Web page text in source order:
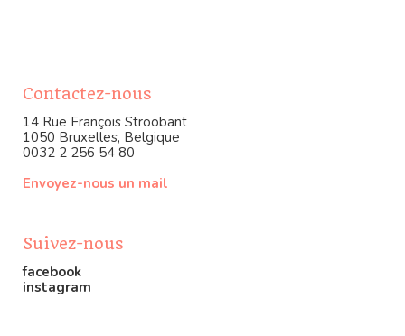
Contactez-nous
14 Rue François Stroobant
1050 Bruxelles, Belgique
0032 2 256 54 80
Envoyez-nous un mail
Suivez-nous
facebook
instagram